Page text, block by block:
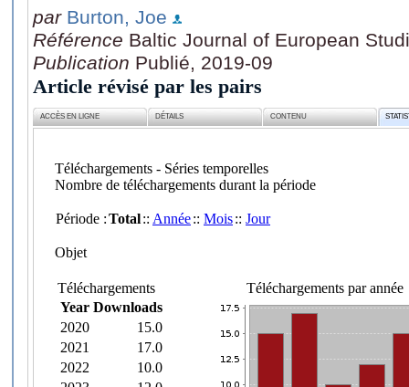
par Burton, Joe
Référence Baltic Journal of European
Publication Publié, 2019-09
Article révisé par les pairs
ACCÈS EN LIGNE DÉTAILS CONTENU